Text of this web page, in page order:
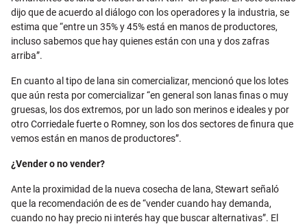
dijo que de acuerdo al diálogo con los operadores y la industria, se
estima que “entre un 35% y 45% está en manos de productores,
incluso sabemos que hay quienes están con una y dos zafras
arriba”.
En cuanto al tipo de lana sin comercializar, mencionó que los lotes
que aún resta por comercializar “en general son lanas finas o muy
gruesas, los dos extremos, por un lado son merinos e ideales y por
otro Corriedale fuerte o Romney, son los dos sectores de finura que
vemos están en manos de productores”.
¿Vender o no vender?
Ante la proximidad de la nueva cosecha de lana, Stewart señaló
que la recomendación de es de “vender cuando hay demanda,
cuando no hay precio ni interés hay que buscar alternativas”. El